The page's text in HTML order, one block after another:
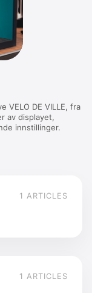
DE VILLE, fra
av displayet,
innstillinger.
1 ARTICLES
1 ARTICLES